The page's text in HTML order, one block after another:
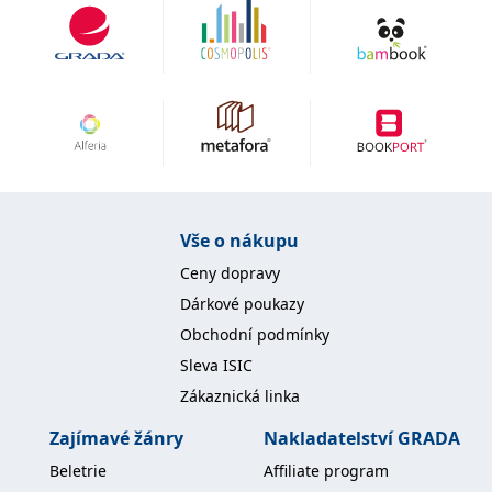
Vše o nákupu
Ceny dopravy
Dárkové poukazy
Obchodní podmínky
Sleva ISIC
Zákaznická linka
Zajímavé žánry
Beletrie
Nakladatelství GRADA
Affiliate program
.doubleclick.net
1 rok
Tento soubor cookie
nastavuje společnost
Doubleclick a provádí
webové stránky a
jakoukoli reklamu,
kterou koncový uživatel
mohl vidět před
hlášení třetí straně.